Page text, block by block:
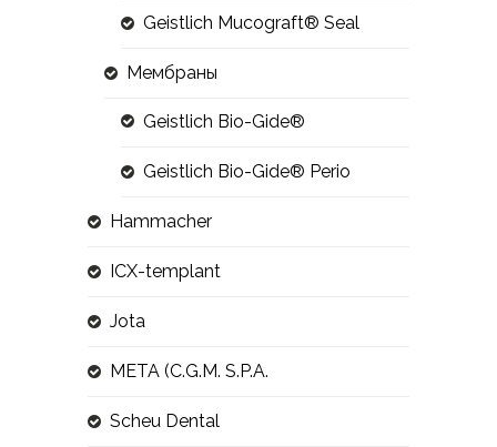
Geistlich Mucograft® Seal
Мембраны
Geistlich Bio-Gide®
Geistlich Bio-Gide® Perio
Hammacher
ICX-templant
Jota
META (C.G.M. S.P.A.
Scheu Dental